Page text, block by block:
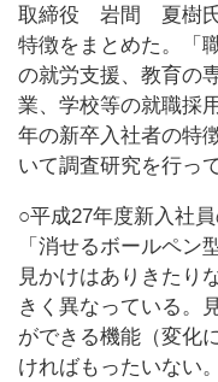
取締役 岩間 夏樹氏
特徴をまとめた。「
の就労支援、教育の
業、学校等の就職採
年の新卒入社者の特
いて調査研究を行っ
○平成27年度新入社
「消せるボールペン型
見かけはありきたり
きく異なっている。
ができる機能（変化
ければもったいない